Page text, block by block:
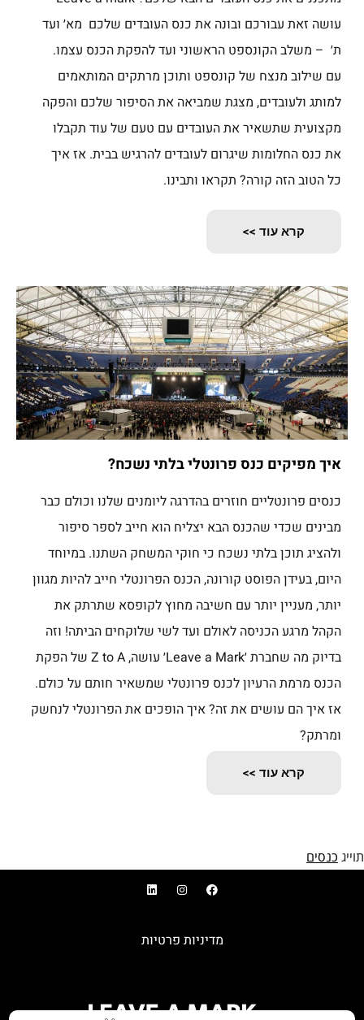
עושה זאת עבורכם ובונה את כנס העובדים שלכם מא׳ ועד
ת׳ – משלב הקונספט הראשוני ועד להפקת הכנס עצמו.
עם שילוב מנצח של קונספט ותוכן מרתקים המותאמים
למותג ולעובדים, מצגת שמביאה את הסיפור שלכם והפקה
מקצועית שתשאיר את העובדים עם טעם של עוד תקבלו
את כנס החלומות שיגרום לעובדים להרגיש בבית. אז איך
כל הטוב הזה קורה? תקראו ותבינו.
קרא עוד >>
איך מפיקים כנס פרונטלי בלתי נשכח?
כנסים פרונטליים חוזרים בהדרגה ליומנים שלנו וכולם כבר
מבינים שכדי שהכנס הבא יצליח הוא חייב לספר סיפור
ולהציג תוכן בלתי נשכח כי חוקי המשחק השתנו. במיוחד
היום, בעידן הפוסט קורונה, הכנס הפרונטלי חייב להיות מגוון
יותר, מעניין יותר עם חשיבה מחוץ לקופסא שתרתק את
הקהל מרגע הכניסה לאולם ועד לשי שלוקחים הביתה! וזה
בדיוק מה שחברת ׳Leave a Mark׳ עושה, Z to A של הפקת
הכנס מרמת הרעיון לכנס פרונטלי שמשאיר חותם על כולם.
אז איך הם עושים את זה? איך הופכים את הפרונטלי לנחשק
ומרתק?
קרא עוד >>
תוייג כנסים
מדיניות פרטיות